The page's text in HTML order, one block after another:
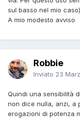
sul basso nel mio caso)
A mio modesto avviso
Robbie
Inviato 23
Quindi una sensibilità
non dice nulla, anzi, a
erogazioni di potenza